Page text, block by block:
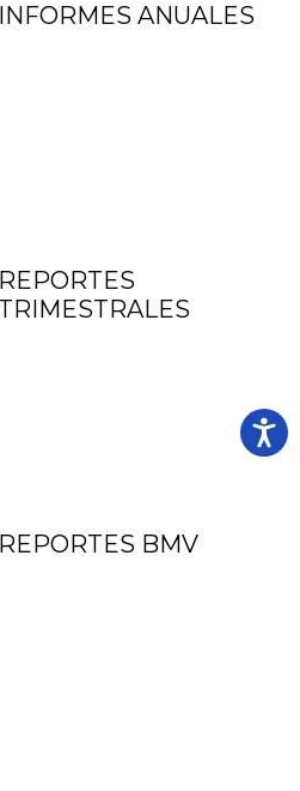
INFORMES ANUALES
REPORTES
TRIMESTRALES
REPORTES BMV